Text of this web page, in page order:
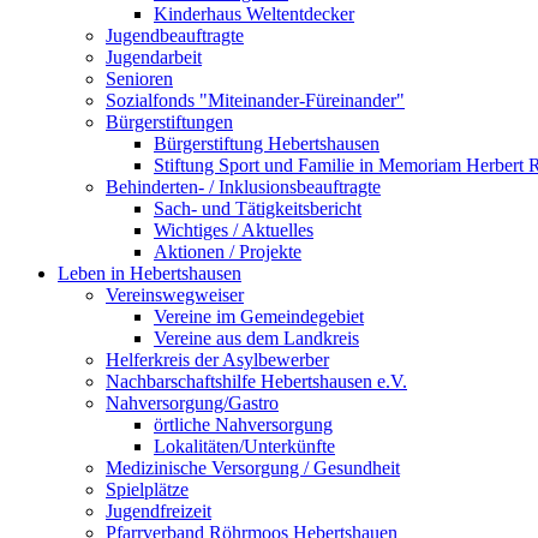
Kinderhaus Weltentdecker
Jugendbeauftragte
Jugendarbeit
Senioren
Sozialfonds "Miteinander-Füreinander"
Bürgerstiftungen
Bürgerstiftung Hebertshausen
Stiftung Sport und Familie in Memoriam Herbert
Behinderten- / Inklusionsbeauftragte
Sach- und Tätigkeitsbericht
Wichtiges / Aktuelles
Aktionen / Projekte
Leben in Hebertshausen
Vereinswegweiser
Vereine im Gemeindegebiet
Vereine aus dem Landkreis
Helferkreis der Asylbewerber
Nachbarschaftshilfe Hebertshausen e.V.
Nahversorgung/Gastro
örtliche Nahversorgung
Lokalitäten/Unterkünfte
Medizinische Versorgung / Gesundheit
Spielplätze
Jugendfreizeit
Pfarrverband Röhrmoos Hebertshauen